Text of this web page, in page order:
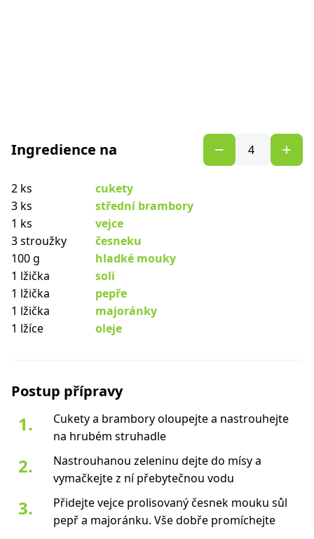
Ingredience na
2 ks
cukety
3 ks
střední brambory
1 ks
vejce
3 stroužky
česneku
100 g
hladké mouky
1 lžička
soli
1 lžička
pepře
1 lžička
majoránky
1 lžíce
oleje
Postup přípravy
Cukety a brambory oloupejte a nastrouhejte
na hrubém struhadle
Nastrouhanou zeleninu dejte do mísy a
vymačkejte z ní přebytečnou vodu
Přidejte vejce prolisovaný česnek mouku sůl
pepř a majoránku. Vše dobře promíchejte